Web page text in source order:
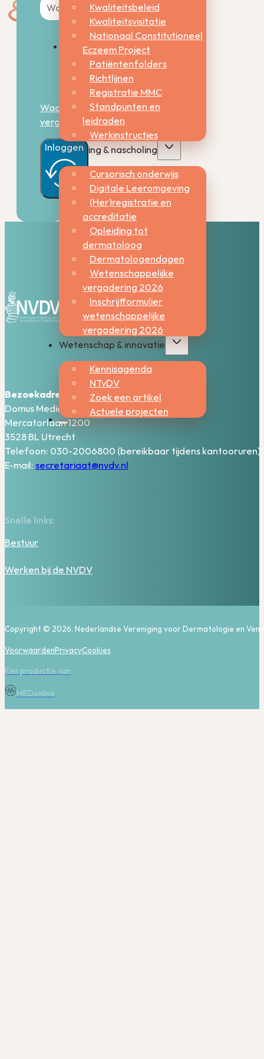
Kwaliteitsbeleid
Kwaliteitsvisitatie
Nationaal Constitutioneel
Eczeem Project
Patiëntenfolders
Richtlijnen
Registratie MMC
Standpunten en
leidraden
Werkinstructies
Opleiding & nascholing
Cursorisch onderwijs
Digitale Leeromgeving
(Her)registratie en
accreditatie
Opleiding tot
dermatoloog
Dermatologendagen
Wetenschappelijke
vergadering 2026
Inschrijfformulier
wetenschappelijke
vergadering 2026
Wetenschap & innovatie
Kennisagenda
NTvDV
Zoek een artikel
Actuele projecten
Onthoud
mij
Wachtwoord
vergeten?
Inloggen
Bezoekadres:
Domus Medica – 5e verdieping
Mercatorlaan 1200
3528 BL Utrecht
Telefoon: 030-2006800 (bereikbaar tijdens kantooruren)
E-mail: secretariaat@nvdv.nl
Snelle links:
Bestuur
Werken bij de NVDV
Copyright © 2026, Nederlandse Vereniging voor Dermatologie en
VoorwaardenPrivacyCookies
Een productie van
MEDonline